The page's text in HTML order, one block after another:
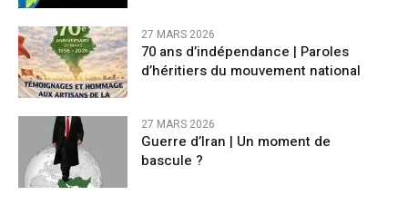
27 MARS 2026
70 ans d’indépendance | Paroles
d’héritiers du mouvement national
27 MARS 2026
Guerre d’Iran | Un moment de
bascule ?